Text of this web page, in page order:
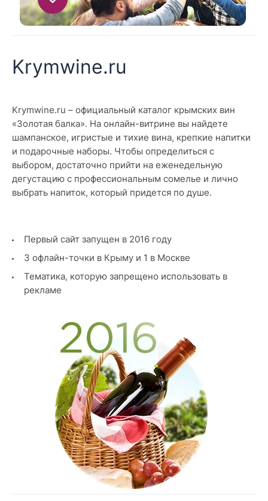
Krymwine.ru
Krymwine.ru – официальный каталог крымских вин
«Золотая балка». На онлайн-витрине вы найдете
шампанское, игристые и тихие вина, крепкие напитки
и подарочные наборы. Чтобы определиться с
выбором, достаточно прийти на еженедельную
дегустацию с профессиональным сомелье и лично
выбрать напиток, который придется по душе.
Первый сайт запущен в 2016 году
3 офлайн-точки в Крыму и 1 в Москве
Тематика, которую запрещено использовать в
рекламе